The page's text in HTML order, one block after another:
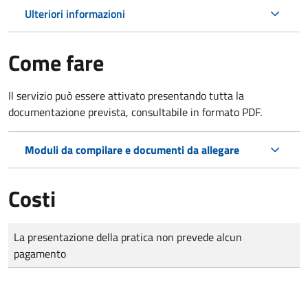
Ulteriori informazioni
Come fare
Il servizio può essere attivato presentando tutta la
documentazione prevista, consultabile in formato PDF.
Moduli da compilare e documenti da allegare
Costi
Tipo di pagamento
Importo
La presentazione della pratica non prevede alcun
pagamento